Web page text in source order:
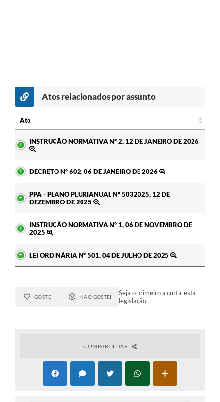
Atos relacionados por assunto
Ato
INSTRUÇÃO NORMATIVA Nº 2, 12 DE JANEIRO DE 2026
DECRETO Nº 602, 06 DE JANEIRO DE 2026
PPA - PLANO PLURIANUAL Nº 5032025, 12 DE
DEZEMBRO DE 2025
INSTRUÇÃO NORMATIVA Nº 1, 06 DE NOVEMBRO DE
2025
LEI ORDINÁRIA Nº 501, 04 DE JULHO DE 2025
GOSTEI NÃO GOSTEI
Seja o primeiro a curtir esta
legislação.
COMPARTILHAR